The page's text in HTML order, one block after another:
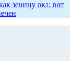
зеницу ока: вот